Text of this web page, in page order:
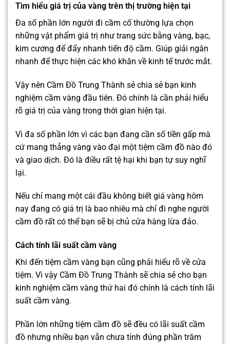
Tìm hiểu giá trị của vàng trên thị trường hiện tại
Đa số phần lớn người đi cầm cố thường lựa chọn
những vật phẩm giá trị như trang sức bằng vàng, bạc,
kim cương để đẩy nhanh tiến độ cầm. Giúp giải ngân
nhanh để thực hiện các khó khăn về kinh tế trước mắt.
Vậy nên Cầm Đồ Trung Thành sẻ chia sẻ bạn kinh
nghiệm cầm vàng đầu tiên. Đó chính là cần phải hiểu
rõ giá trị của vàng trong thời gian hiện tại.
Vì đa số phần lớn vì các bạn đang cần số tiền gấp mà
cứ mang thẳng vàng vào đại một tiệm cầm đồ nào đó
và giao dịch. Đó là điều rất tệ hại khi bạn tự suy nghĩ
lại.
Nếu chỉ mang một cái đầu không biết giá vàng hôm
nay đang có giá trị là bao nhiêu mà chỉ đi nghe người
cầm đồ rất có thể bạn sẽ bị chủ cửa hàng lừa đảo.
Cách tính lãi suất cầm vàng
Khi đến tiệm cầm vàng bạn cũng phải hiểu rõ về cửa
tiệm. Vì vậy Cầm Đồ Trung Thành sẽ chia sẻ cho bạn
kinh nghiệm cầm vàng thứ hai đó chính là cách tính lãi
suất cầm vàng.
Phần lớn những tiệm cầm đồ sẽ đều có lãi suất cầm
đồ nhưng nhiều bạn vẫn chưa tính đúng phần trăm